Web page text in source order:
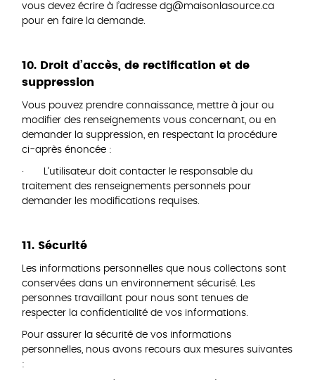
vous devez écrire à l’adresse dg@maisonlasource.ca
pour en faire la demande.
10. Droit d’accès, de rectification et de
suppression
Vous pouvez prendre connaissance, mettre à jour ou
modifier des renseignements vous concernant, ou en
demander la suppression, en respectant la procédure
ci-après énoncée :
· L’utilisateur doit contacter le responsable du
traitement des renseignements personnels pour
demander les modifications requises.
11. Sécurité
Les informations personnelles que nous collectons sont
conservées dans un environnement sécurisé. Les
personnes travaillant pour nous sont tenues de
respecter la confidentialité de vos informations.
Pour assurer la sécurité de vos informations
personnelles, nous avons recours aux mesures suivantes
: